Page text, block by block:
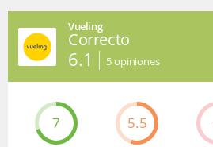
Vueling
Correcto
6.1 5opiniones
7 5.5